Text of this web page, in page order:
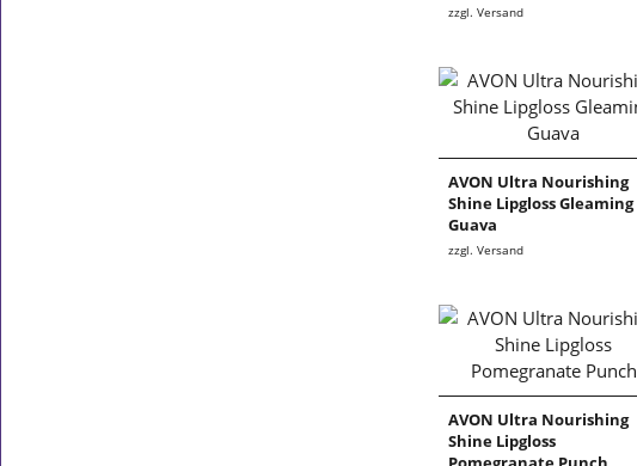
zzgl. Versand
AVON Ultra Nourishing
Shine Lipgloss Gleaming
Guava
zzgl. Versand
AVON Ultra Nourishing
Shine Lipgloss